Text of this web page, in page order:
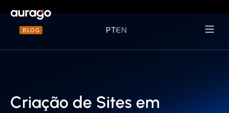
BLOG PTEN
Criação de Sites em